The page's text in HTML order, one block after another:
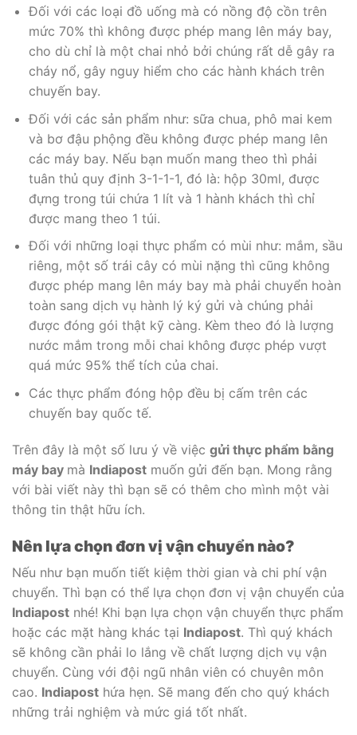
Đối với các loại đồ uống mà có nồng độ cồn trên
mức 70% thì không được phép mang lên máy bay,
cho dù chỉ là một chai nhỏ bởi chúng rất dễ gây ra
cháy nổ, gây nguy hiểm cho các hành khách trên
chuyến bay.
Đối với các sản phẩm như: sữa chua, phô mai kem
và bơ đậu phộng đều không được phép mang lên
các máy bay. Nếu bạn muốn mang theo thì phải
tuân thủ quy định 3-1-1-1, đó là: hộp 30ml, được
đựng trong túi chứa 1 lít và 1 hành khách thì chỉ
được mang theo 1 túi.
Đối với những loại thực phẩm có mùi như: mắm, sầu
riêng, một số trái cây có mùi nặng thì cũng không
được phép mang lên máy bay mà phải chuyển hoàn
toàn sang dịch vụ hành lý ký gửi và chúng phải
được đóng gói thật kỹ càng. Kèm theo đó là lượng
nước mắm trong mỗi chai không được phép vượt
quá mức 95% thể tích của chai.
Các thực phẩm đóng hộp đều bị cấm trên các
chuyến bay quốc tế.
Trên đây là một số lưu ý về việc gửi thực phẩm bằng
máy bay mà Indiapost muốn gửi đến bạn. Mong rằng
với bài viết này thì bạn sẽ có thêm cho mình một vài
thông tin thật hữu ích.
Nên lựa chọn đơn vị vận chuyển nào?
Nếu như bạn muốn tiết kiệm thời gian và chi phí vận
chuyển. Thì bạn có thể lựa chọn đơn vị vận chuyển của
Indiapost nhé! Khi bạn lựa chọn vận chuyển thực phẩm
hoặc các mặt hàng khác tại Indiapost. Thì quý khách
sẽ không cần phải lo lắng về chất lượng dịch vụ vận
chuyển. Cùng với đội ngũ nhân viên có chuyên môn
cao. Indiapost hứa hẹn. Sẽ mang đến cho quý khách
những trải nghiệm và mức giá tốt nhất.